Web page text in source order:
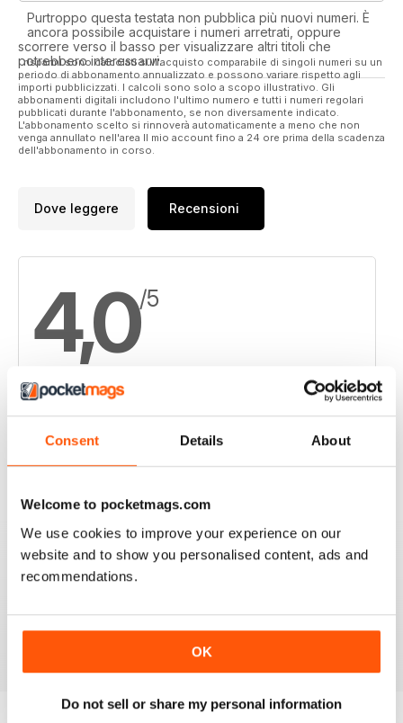
Consent Details About
Welcome to pocketmags.com
We use cookies to improve your experience on our
website and to show you personalised content, ads and
recommendations.
OK
Do not sell or share my personal information
Purtroppo questa testata non pubblica più nuovi numeri. È
ancora possibile acquistare i numeri arretrati, oppure
scorrere verso il basso per visualizzare altri titoli che
potrebbero interessarvi.
I risparmi sono calcolati sull'acquisto comparabile di singoli numeri su un
periodo di abbonamento annualizzato e possono variare rispetto agli
importi pubblicizzati. I calcoli sono solo a scopo illustrativo. Gli
abbonamenti digitali includono l'ultimo numero e tutti i numeri regolari
pubblicati durante l'abbonamento, se non diversamente indicato.
L'abbonamento scelto si rinnoverà automaticamente a meno che non
venga annullato nell'area Il mio account fino a 24 ore prima della scadenza
dell'abbonamento in corso.
Dove leggere Recensioni
4,0/5
Basato su 1 Recensioni dei clienti
0
3
2 0
1 0
VISUALIZZA LE RECENSIONI